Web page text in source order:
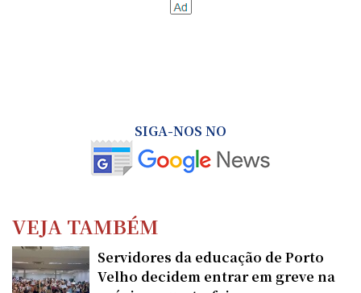
SIGA-NOS NO
VEJA TAMBÉM
Servidores da educação de Porto
Velho decidem entrar em greve na